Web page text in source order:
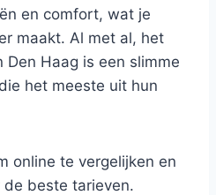
en comfort, wat je
maakt. Al met al, het
Den Haag is een slimme
het meeste uit hun
online te vergelijken en
beste tarieven.